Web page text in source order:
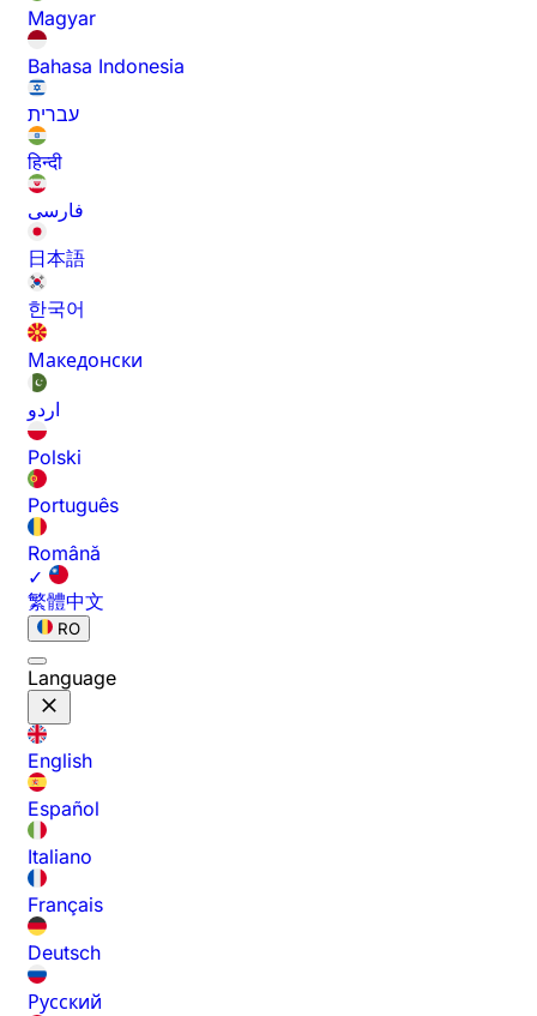
Magyar
Bahasa Indonesia
עברית
हिन्दी
فارسی
日本語
한국어
Македонски
اردو
Polski
Português
Română
✓
繁體中文
RO
Language
English
Español
Italiano
Français
Deutsch
Русский